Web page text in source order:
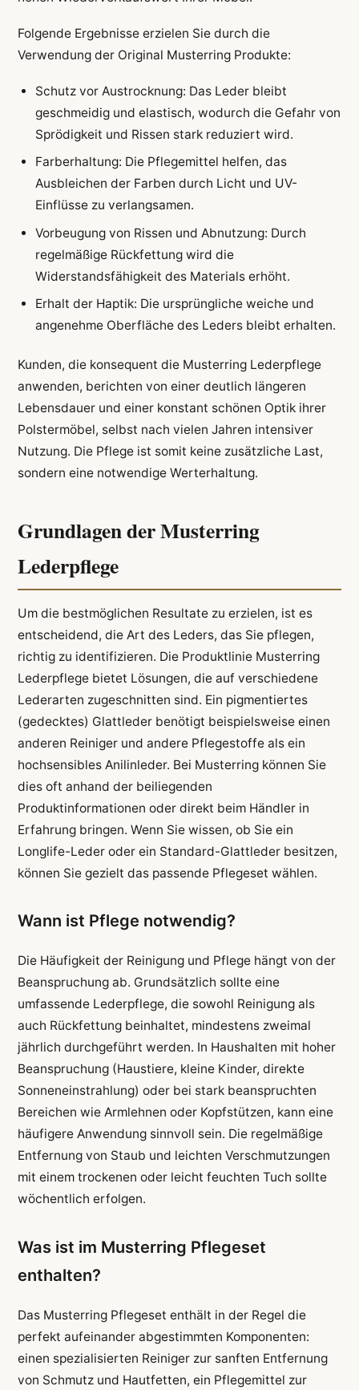
Folgende Ergebnisse erzielen Sie durch die
Verwendung der Original Musterring Produkte:
Schutz vor Austrocknung: Das Leder bleibt
geschmeidig und elastisch, wodurch die Gefahr von
Sprödigkeit und Rissen stark reduziert wird.
Farberhaltung: Die Pflegemittel helfen, das
Ausbleichen der Farben durch Licht und UV-
Einflüsse zu verlangsamen.
Vorbeugung von Rissen und Abnutzung: Durch
regelmäßige Rückfettung wird die
Widerstandsfähigkeit des Materials erhöht.
Erhalt der Haptik: Die ursprüngliche weiche und
angenehme Oberfläche des Leders bleibt erhalten.
Kunden, die konsequent die Musterring Lederpflege
anwenden, berichten von einer deutlich längeren
Lebensdauer und einer konstant schönen Optik ihrer
Polstermöbel, selbst nach vielen Jahren intensiver
Nutzung. Die Pflege ist somit keine zusätzliche Last,
sondern eine notwendige Werterhaltung.
Grundlagen der Musterring
Lederpflege
Um die bestmöglichen Resultate zu erzielen, ist es
entscheidend, die Art des Leders, das Sie pflegen,
richtig zu identifizieren. Die Produktlinie Musterring
Lederpflege bietet Lösungen, die auf verschiedene
Lederarten zugeschnitten sind. Ein pigmentiertes
(gedecktes) Glattleder benötigt beispielsweise einen
anderen Reiniger und andere Pflegestoffe als ein
hochsensibles Anilinleder. Bei Musterring können Sie
dies oft anhand der beiliegenden
Produktinformationen oder direkt beim Händler in
Erfahrung bringen. Wenn Sie wissen, ob Sie ein
Longlife-Leder oder ein Standard-Glattleder besitzen,
können Sie gezielt das passende Pflegeset wählen.
Wann ist Pflege notwendig?
Die Häufigkeit der Reinigung und Pflege hängt von der
Beanspruchung ab. Grundsätzlich sollte eine
umfassende Lederpflege, die sowohl Reinigung als
auch Rückfettung beinhaltet, mindestens zweimal
jährlich durchgeführt werden. In Haushalten mit hoher
Beanspruchung (Haustiere, kleine Kinder, direkte
Sonneneinstrahlung) oder bei stark beanspruchten
Bereichen wie Armlehnen oder Kopfstützen, kann eine
häufigere Anwendung sinnvoll sein. Die regelmäßige
Entfernung von Staub und leichten Verschmutzungen
mit einem trockenen oder leicht feuchten Tuch sollte
wöchentlich erfolgen.
Was ist im Musterring Pflegeset
enthalten?
Das Musterring Pflegeset enthält in der Regel die
perfekt aufeinander abgestimmten Komponenten:
einen spezialisierten Reiniger zur sanften Entfernung
von Schmutz und Hautfetten, ein Pflegemittel zur